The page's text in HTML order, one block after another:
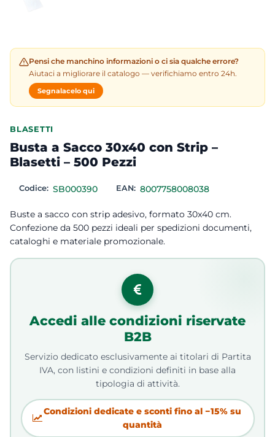
Pensi che manchino informazioni o ci sia qualche errore?
Aiutaci a migliorare il catalogo — verifichiamo entro 24h.
Segnalacelo qui
BLASETTI
Busta a Sacco 30x40 con Strip –
Blasetti – 500 Pezzi
Codice: SB000390 EAN: 8007758008038
Buste a sacco con strip adesivo, formato 30x40 cm.
Confezione da 500 pezzi ideali per spedizioni documenti,
cataloghi e materiale promozionale.
Accedi alle condizioni riservate
B2B
Servizio dedicato esclusivamente ai titolari di Partita
IVA, con listini e condizioni definiti in base alla
tipologia di attività.
Condizioni dedicate e sconti fino al −15% su
quantità